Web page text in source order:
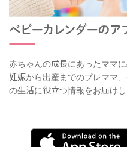
赤ちゃんの成長にあったママ
妊娠から出産までのプレママ
の生活に役立つ情報をお届けし